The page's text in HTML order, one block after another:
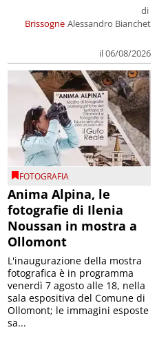
Brissogne
di
Alessandro Bianchet
il 06/08/2026
FOTOGRAFIA
Anima Alpina, le
fotografie di Ilenia
Noussan in mostra a
Ollomont
L'inaugurazione della mostra
fotografica è in programma
venerdì 7 agosto alle 18, nella
sala espositiva del Comune di
Ollomont; le immagini esposte
sa...